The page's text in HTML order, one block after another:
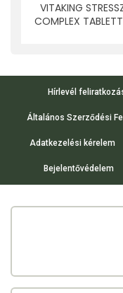
VITAKING
COMPLEX
Hírlevél
Általános Szerződési
Adatkezelési kérelem
Bejelentővédelem